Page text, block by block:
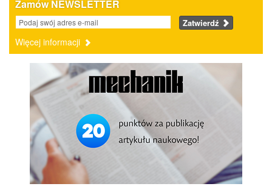
Zamów NEWSLETTER
Zatwierdź
Więcej informacji